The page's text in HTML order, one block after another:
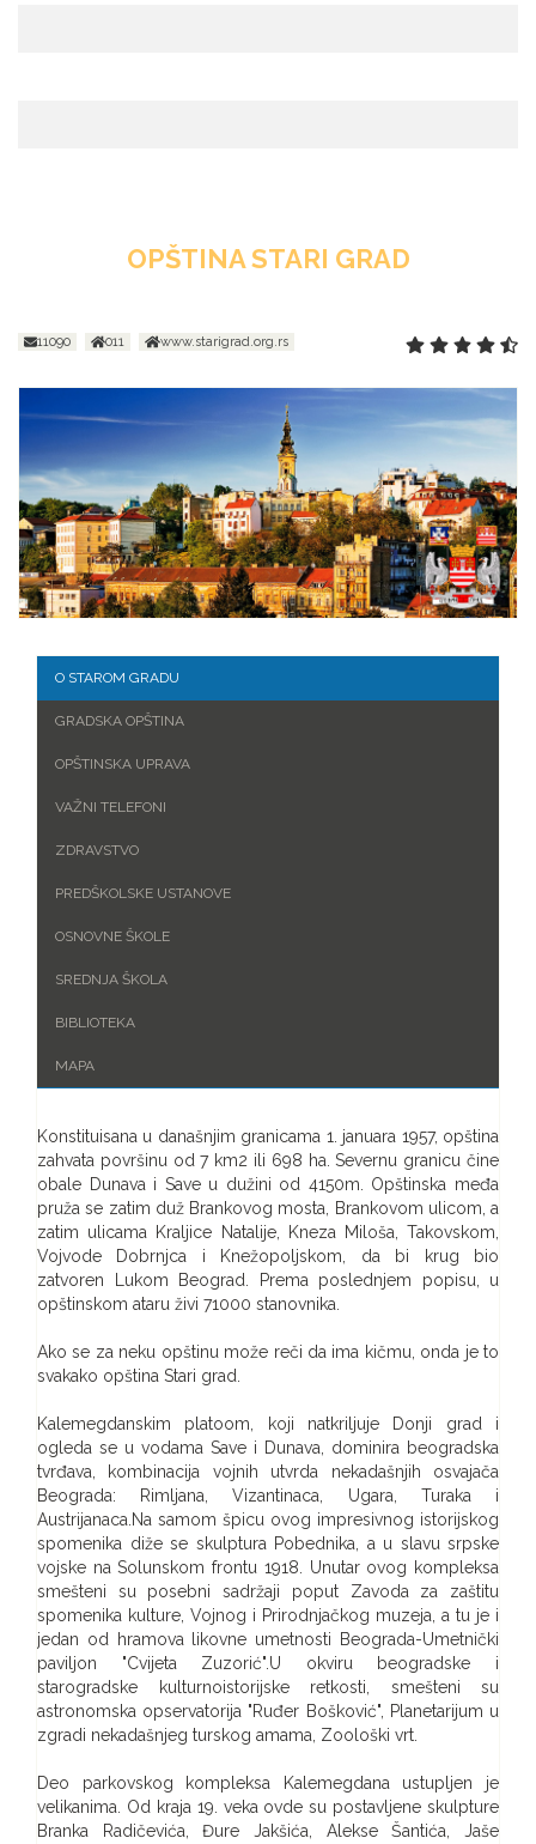
OPŠTINA STARI GRAD
11090 011 www.starigrad.org.rs
O STAROM GRADU
GRADSKA OPŠTINA
OPŠTINSKA UPRAVA
VAŽNI TELEFONI
ZDRAVSTVO
PREDŠKOLSKE USTANOVE
OSNOVNE ŠKOLE
SREDNJA ŠKOLA
BIBLIOTEKA
MAPA
Konstituisana u današnjim granicama 1. januara 1957, opština
zahvata površinu od 7 km2 ili 698 ha. Severnu granicu čine
obale Dunava i Save u dužini od 4150m. Opštinska međa
pruža se zatim duž Brankovog mosta, Brankovom ulicom, a
zatim ulicama Kraljice Natalije, Kneza Miloša, Takovskom,
Vojvode Dobrnjca i Knežopoljskom, da bi krug bio
zatvoren Lukom Beograd. Prema poslednjem popisu, u
opštinskom ataru živi 71000 stanovnika.
Ako se za neku opštinu može reči da ima kičmu, onda je to
svakako opština Stari grad.
Kalemegdanskim platoom, koji natkriljuje Donji grad i
ogleda se u vodama Save i Dunava, dominira beogradska
tvrđava, kombinacija vojnih utvrda nekadašnjih osvajača
Beograda: Rimljana, Vizantinaca, Ugara, Turaka i
Austrijanaca.Na samom špicu ovog impresivnog istorijskog
spomenika diže se skulptura Pobednika, a u slavu srpske
vojske na Solunskom frontu 1918. Unutar ovog kompleksa
smešteni su posebni sadržaji poput Zavoda za zaštitu
spomenika kulture, Vojnog i Prirodnjačkog muzeja, a tu je i
jedan od hramova likovne umetnosti Beograda-Umetnički
paviljon "Cvijeta Zuzorić".U okviru beogradske i
starogradske kulturnoistorijske retkosti, smešteni su
astronomska opservatorija "Ruđer Bošković", Planetarijum u
zgradi nekadašnjeg turskog amama, Zoološki vrt.
Deo parkovskog kompleksa Kalemegdana ustupljen je
velikanima. Od kraja 19. veka ovde su postavljene skulpture
Branka Radičevića, Đure Jakšića, Alekse Šantića, Jaše